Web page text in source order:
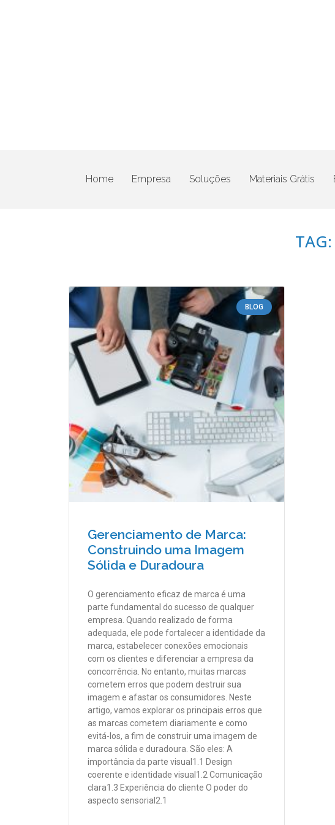
Home Empresa Soluções Materiais Grátis
BLOG
Gerenciamento de Marca:
Construindo uma Imagem
Sólida e Duradoura
O gerenciamento eficaz de marca é uma
parte fundamental do sucesso de qualquer
empresa. Quando realizado de forma
adequada, ele pode fortalecer a identidade da
marca, estabelecer conexões emocionais
com os clientes e diferenciar a empresa da
concorrência. No entanto, muitas marcas
cometem erros que podem destruir sua
imagem e afastar os consumidores. Neste
artigo, vamos explorar os principais erros que
as marcas cometem diariamente e como
evitá-los, a fim de construir uma imagem de
marca sólida e duradoura. São eles: A
importância da parte visual1.1 Design
coerente e identidade visual1.2 Comunicação
clara1.3 Experiência do cliente O poder do
aspecto sensorial2.1